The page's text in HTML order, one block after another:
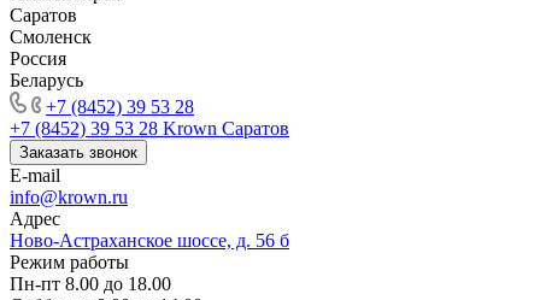
Саратов
Смоленск
Россия
Беларусь
+7 (8452) 39 53 28
+7 (8452) 39 53 28 Krown Саратов
Заказать звонок
E-mail
info@krown.ru
Адрес
Ново-Астраханское шоссе, д. 56 б
Режим работы
Пн-пт 8.00 до 18.00